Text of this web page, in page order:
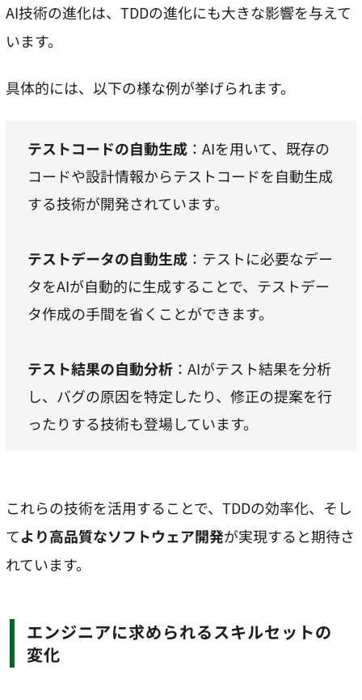
AI技術の進化は、TDDの進化にも大きな影響を与えて
います。
具体的には、以下の様な例が挙げられます。
テストコードの自動生成：AIを用いて、既存の
コードや設計情報からテストコードを自動生成
する技術が開発されています。
テストデータの自動生成：テストに必要なデー
タをAIが自動的に生成することで、テストデー
タ作成の手間を省くことができます。
テスト結果の自動分析：AIがテスト結果を分析
し、バグの原因を特定したり、修正の提案を行
ったりする技術も登場しています。
これらの技術を活用することで、TDDの効率化、そし
てより高品質なソフトウェア開発が実現すると期待さ
れています。
エンジニアに求められるスキルセットの
変化